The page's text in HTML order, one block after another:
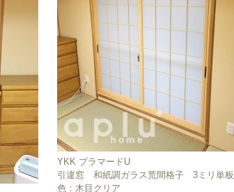
YKK プラマードU
引違窓 和紙調ガラス荒間格子 3ミリ単板
色：木目クリア